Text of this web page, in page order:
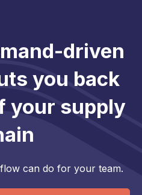
driven
you back
your supply
can do for your team.